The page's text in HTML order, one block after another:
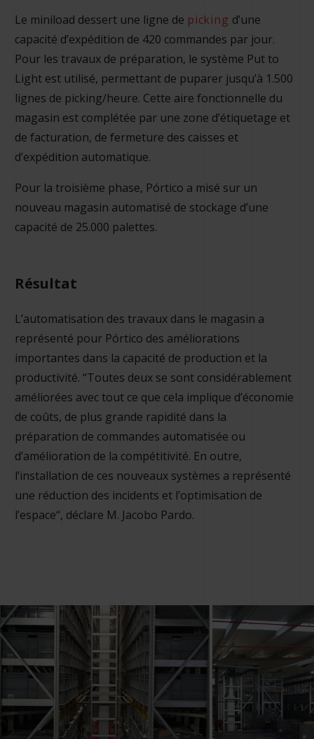
Le miniload dessert une ligne de picking d’une
capacité d’expédition de 420 commandes par jour.
Pour les travaux de préparation, le système Put to
Light est utilisé, permettant de puparer jusqu’à 1.500
lignes de picking/heure. Cette aire fonctionnelle du
magasin est complétée par une zone d’étiquetage et
de facturation, de fermeture des caisses et
d’expédition automatique.
Pour la troisième phase, Pórtico a misé sur un
nouveau magasin automatisé de stockage d’une
capacité de 25.000 palettes.
Résultat
L’automatisation des travaux dans le magasin a
représenté pour Pórtico des améliorations
importantes dans la capacité de production et la
productivité. “Toutes deux se sont considérablement
améliorées avec tout ce que cela implique d’économie
de coûts, de plus grande rapidité dans la
préparation de commandes automatisée ou
d’amélioration de la compétitivité. En outre,
l’installation de ces nouveaux systèmes a représenté
une réduction des incidents et l’optimisation de
l’espace“, déclare M. Jacobo Pardo.